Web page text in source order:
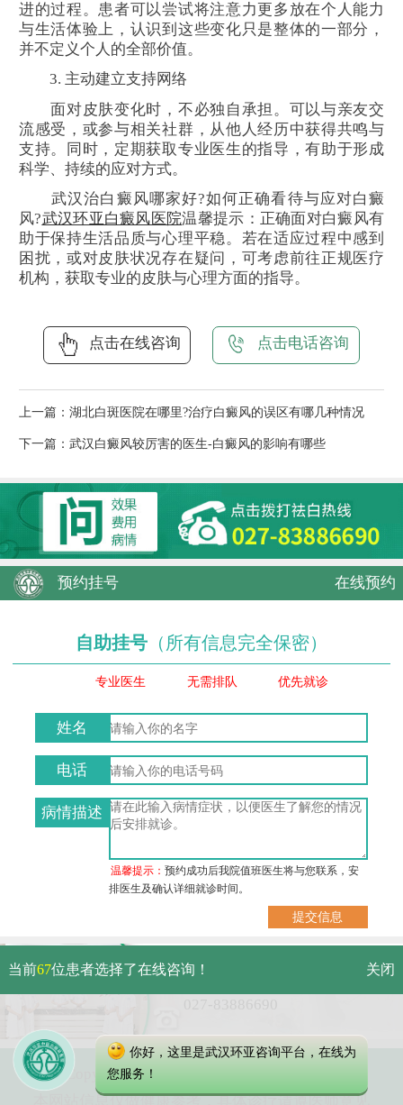
进的过程。患者可以尝试将注意力更多放在个人能力
与生活体验上，认识到这些变化只是整体的一部分，
并不定义个人的全部价值。
3. 主动建立支持网络
面对皮肤变化时，不必独自承担。可以与亲友交
流感受，或参与相关社群，从他人经历中获得共鸣与
支持。同时，定期获取专业医生的指导，有助于形成
科学、持续的应对方式。
武汉治白癜风哪家好?如何正确看待与应对白癜
风?武汉环亚白癜风医院温馨提示：正确面对白癜风有
助于保持生活品质与心理平稳。若在适应过程中感到
困扰，或对皮肤状况存在疑问，可考虑前往正规医疗
机构，获取专业的皮肤与心理方面的指导。
点击在线咨询 点击电话咨询
上一篇： 湖北白斑医院在哪里?治疗白癜风的误区有哪几种情况
下一篇： 武汉白癜风较厉害的医生-白癜风的影响有哪些
预约挂号 在线预约
自助挂号 （所有信息完全保密）
专业医生 无需排队 优先就诊
姓名
电话
病情描述
温馨提示：预约成功后我院值班医生将与您联系，安
排医生及确认详细就诊时间。
武汉市硚口区解放大道479号
免费电话：
Copyright 2023 武汉环亚中医白癜风医院
本网站信息仅做健康参考，具体诊疗请遵医师意见
当前67位患者选择了在线咨询！ 关闭
你好，这里是武汉环亚咨询平台，在线为
您服务！